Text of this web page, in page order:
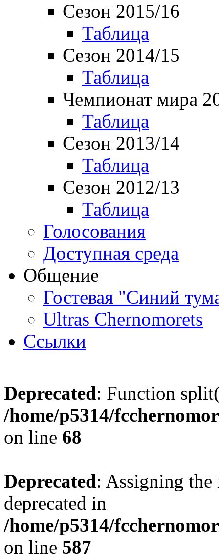
Сезон 2015/16
Таблица
Сезон 2014/15
Таблица
Чемпионат мира
Таблица
Сезон 2013/14
Таблица
Сезон 2012/13
Таблица
Голосования
Доступная среда
Общение
Гостевая "Синий
Ultras Chernomorets
Ссылки
Deprecated: Function
/home/p5314/
on line 68
Deprecated: Assigning the
deprecated in
/home/p5314/
on line 587